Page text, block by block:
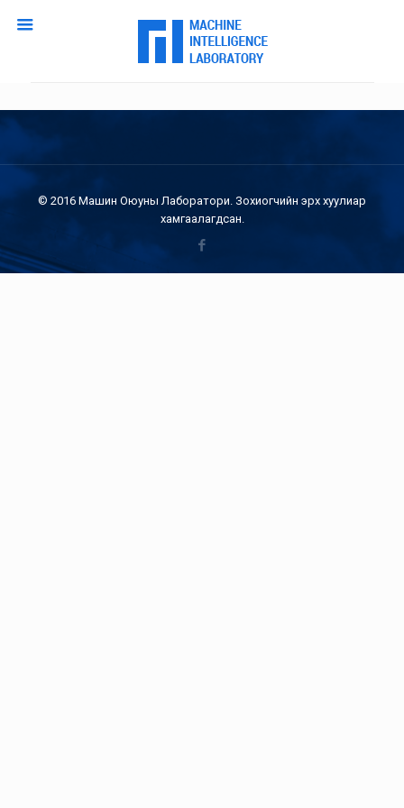
© 2016 Машин Оюуны Лаборатори. Зохиогчийн эрх хуулиар
хамгаалагдсан.